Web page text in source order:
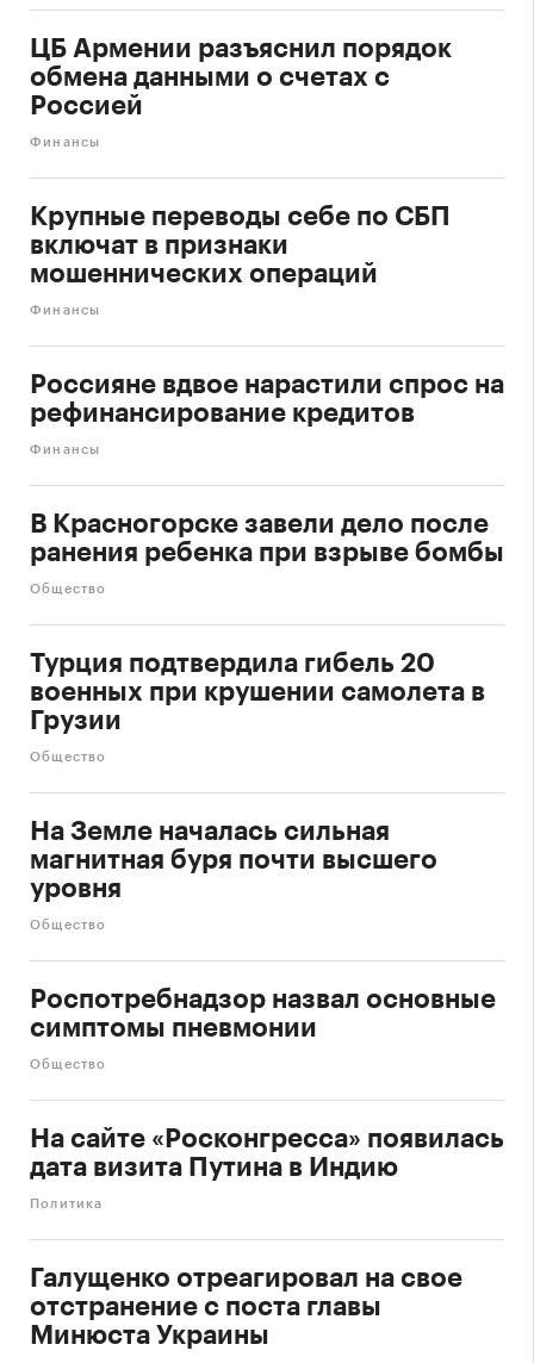
ЦБ Армении разъяснил порядок
обмена данными о счетах с
Россией
Финансы
Крупные переводы себе по СБП
включат в признаки
мошеннических операций
Финансы
Россияне вдвое нарастили спрос на
рефинансирование кредитов
Финансы
В Красногорске завели дело после
ранения ребенка при взрыве бомбы
Общество
Турция подтвердила гибель 20
военных при крушении самолета в
Грузии
Общество
На Земле началась сильная
магнитная буря почти высшего
уровня
Общество
Роспотребнадзор назвал основные
симптомы пневмонии
Общество
На сайте «Росконгресса» появилась
дата визита Путина в Индию
Политика
Галущенко отреагировал на свое
отстранение с поста главы
Минюста Украины